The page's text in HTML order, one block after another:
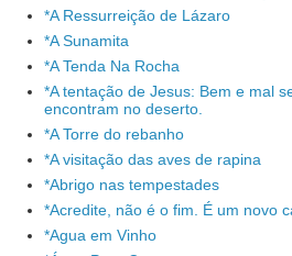
*A Ressurreição de Lázaro
*A Sunamita
*A Tenda Na Rocha
*A tentação de Jesus: Bem e mal
encontram no deserto.
*A Torre do rebanho
*A visitação das aves de rapina
*Abrigo nas tempestades
*Acredite, não é o fim. É um novo
*Agua em Vinho